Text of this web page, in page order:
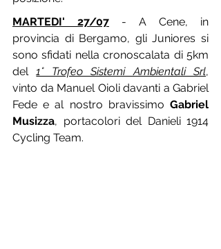
MARTEDI' 27/07 - A Cene, in
provincia di Bergamo, gli Juniores si
sono sfidati nella cronoscalata di 5km
del 1° Trofeo Sistemi Ambientali Srl,
vinto da Manuel Oioli davanti a Gabriel
Fede e al nostro bravissimo Gabriel
Musizza, portacolori del Danieli 1914
Cycling Team.